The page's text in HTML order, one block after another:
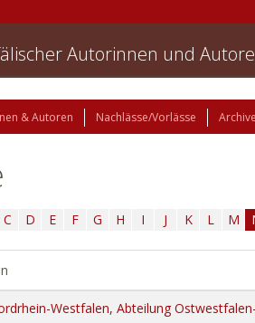
Autorinnen und
& Autoren Nachlässe/Vorlässe Archive
C D E F G H I J K L M
Westfalen, Abteilung